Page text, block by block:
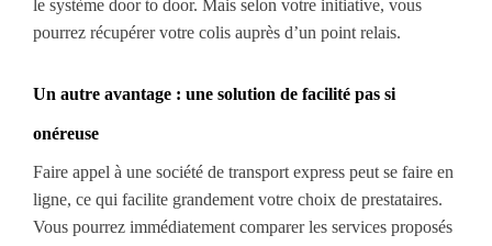
le système door to door. Mais selon votre initiative, vous
pourrez récupérer votre colis auprès d’un point relais.
Un autre avantage : une solution de facilité pas si
onéreuse
Faire appel à une société de transport express peut se faire en
ligne, ce qui facilite grandement votre choix de prestataires.
Vous pourrez immédiatement comparer les services proposés